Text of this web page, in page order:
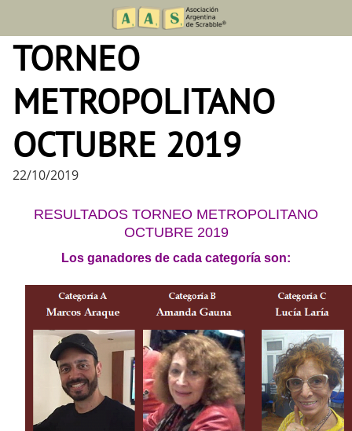
content
TORNEO
METROPOLITANO
OCTUBRE 2019
22/10/2019
RESULTADOS TORNEO METROPOLITANO
OCTUBRE 2019
Los ganadores de cada categoría son: